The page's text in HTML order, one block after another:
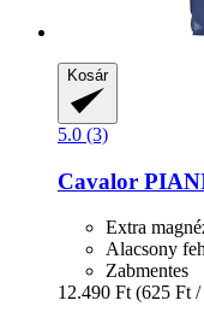
Kosár
5.0 (3)
Cavalor
Extra
Alacsony
Zabmentes
12.490 Ft (625 Ft